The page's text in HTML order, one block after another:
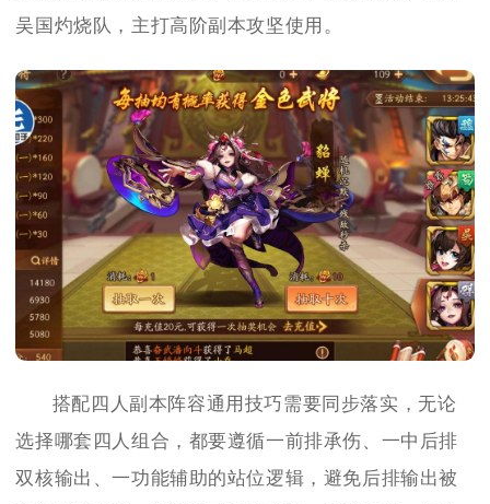
吴国灼烧队，主打高阶副本攻坚使用。
搭配四人副本阵容通用技巧需要同步落实，无论
选择哪套四人组合，都要遵循一前排承伤、一中后排
双核输出、一功能辅助的站位逻辑，避免后排输出被